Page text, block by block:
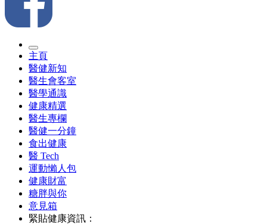
主頁
醫健新知
醫生會客室
醫學通識
健康精選
醫生專欄
醫健一分鐘
食出健康
醫 Tech
運動懶人包
健康財富
糖胖與你
意見箱
緊貼健康資訊：